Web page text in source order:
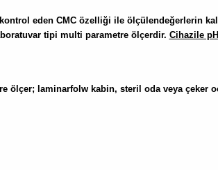
eden CMC özelliği ile ölçülendeğerlerin
tipi multi parametre ölçerdir. Cihazile
ölçer; laminarfolw kabin, steril oda veya çeker